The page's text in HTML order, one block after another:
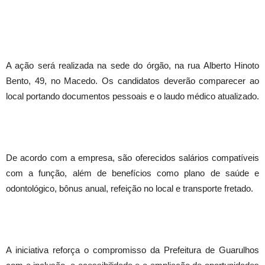
A ação será realizada na sede do órgão, na rua Alberto Hinoto
Bento, 49, no Macedo. Os candidatos deverão comparecer ao
local portando documentos pessoais e o laudo médico atualizado.
De acordo com a empresa, são oferecidos salários compatíveis
com a função, além de benefícios como plano de saúde e
odontológico, bônus anual, refeição no local e transporte fretado.
A iniciativa reforça o compromisso da Prefeitura de Guarulhos